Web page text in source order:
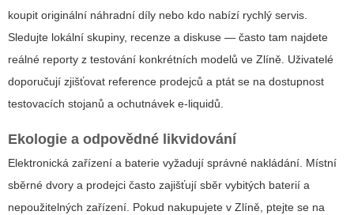
koupit originální náhradní díly nebo kdo nabízí rychlý servis.
Sledujte lokální skupiny, recenze a diskuse — často tam najdete
reálné reporty z testování konkrétních modelů ve Zlíně. Uživatelé
doporučují zjišťovat reference prodejců a ptát se na dostupnost
testovacích stojanů a ochutnávek e-liquidů.
Ekologie a odpovědné likvidování
Elektronická zařízení a baterie vyžadují správné nakládání. Místní
sběrné dvory a prodejci často zajišťují sběr vybitých baterií a
nepoužitelných zařízení. Pokud nakupujete v Zlíně, ptejte se na